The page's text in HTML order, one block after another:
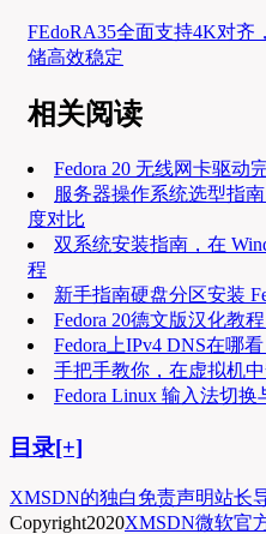
FEdoRA35全面支持4K对齐
储高效稳定
相关阅读
Fedora 20 无线网卡驱动
服务器操作系统选型指
度对比
双系统安装指南，在
程
新手指南硬盘分区安装
Fedora 20德文版汉化教
Fedora上IPv4 DNS在哪
手把手教你，在虚拟机
Fedora Linux 输入法切
目录[+]
XMSDN的独白免责声明站长
Copyright2020XMSDN微软官